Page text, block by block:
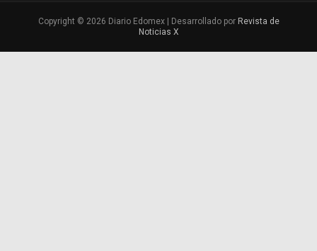
Copyright © 2026 Diario Edomex | Desarrollado por Revista de
Noticias X